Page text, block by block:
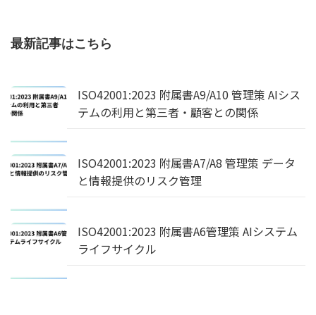
最新記事はこちら
ISO42001:2023 附属書A9/A10 管理策 AIシス
テムの利用と第三者・顧客との関係
ISO42001:2023 附属書A7/A8 管理策 データ
と情報提供のリスク管理
ISO42001:2023 附属書A6管理策 AIシステム
ライフサイクル